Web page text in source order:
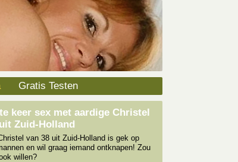
Gratis Testen
keer sex met aardige Christel
Zuid-Holland
van 38 uit Zuid-Holland is gek op
en wil graag iemand ontknapen! Zou
willen?